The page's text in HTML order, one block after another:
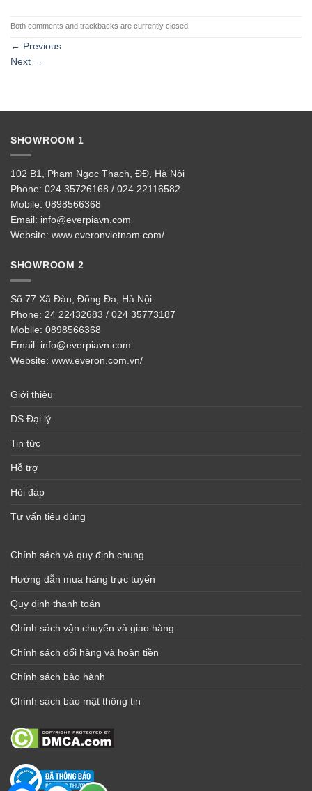
Both comments and trackbacks are currently closed.
← Previous
Next →
SHOWROOM 1
102 B1, Phạm Ngọc Thạch, ĐĐ, Hà Nội
Phone: 024 35726168 / 024 22116582
Mobile: 0898566368
Email: info@everpiavn.com
Website: www.everonvietnam.com/
SHOWROOM 2
Số 77 Xã Đàn, Đống Đa, Hà Nội
Phone: 24 22432683 / 024 35773187
Mobile: 0898566368
Email: info@everpiavn.com
Website: www.everon.com.vn/
Giới thiệu
DS Đại lý
Tin tức
Hỗ trợ
Hỏi đáp
Tư vấn tiêu dùng
Chính sách và quy định chung
Hướng dẫn mua hàng trực tuyến
Quy định thanh toán
Chính sách vận chuyển và giao hàng
Chính sách đổi hàng và hoàn tiền
Chính sách bảo hành
Chính sách bảo mật thông tin